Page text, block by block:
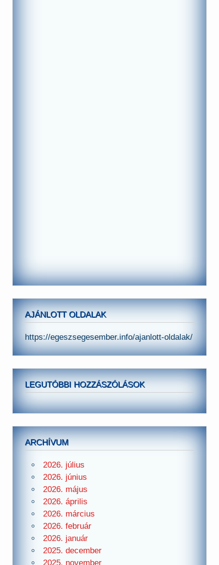
AJÁNLOTT OLDALAK
https://egeszsegesember.info/ajanlott-oldalak/
LEGUTÓBBI HOZZÁSZÓLÁSOK
ARCHÍVUM
2026. július
2026. június
2026. május
2026. április
2026. március
2026. február
2026. január
2025. december
2025. november